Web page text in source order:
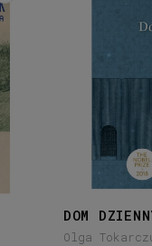
DOM
Olga